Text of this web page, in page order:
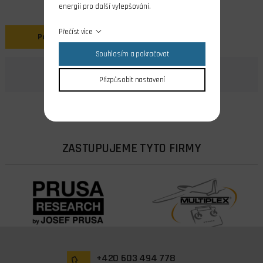
Popis
ZASTUPUJEME TYTO FIRMY
+420 603 494 778
energii pro další vylepšování.
Přečíst více
Souhlasím a pokračovat
Přizpůsobit nastavení